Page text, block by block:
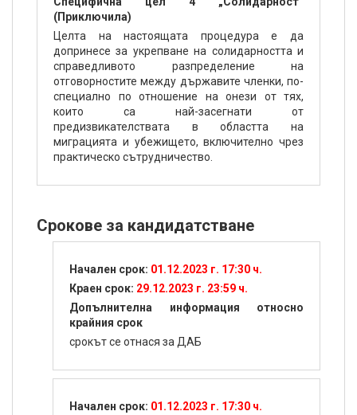
(Приключила)
Целта на настоящата процедура е да
допринесе за укрепване на солидарността и
справедливото разпределение на
отговорностите между държавите членки, по-
специално по отношение на онези от тях,
които са най-засегнати от
предизвикателствата в областта на
миграцията и убежището, включително чрез
практическо сътрудничество.
Срокове за кандидатстване
Начален срок: 01.12.2023 г. 17:30 ч.
Краен срок: 29.12.2023 г. 23:59 ч.
Допълнителна информация относно
крайния срок
срокът се отнася за ДАБ
Начален срок: 01.12.2023 г. 17:30 ч.